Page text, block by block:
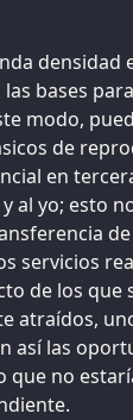
densidad
bases
modo,
de
en
al yo; esto
servicios
de los que
atraídos,
así las
que no